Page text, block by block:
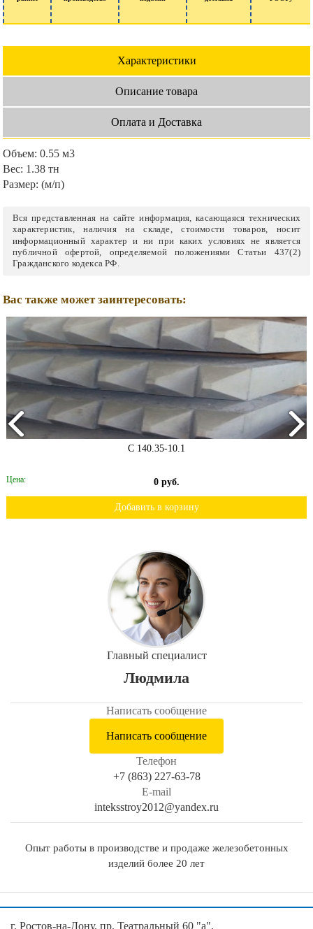
Характеристики
Описание товара
Оплата и Доставка
Объем: 0.55 м3
Вес: 1.38 тн
Размер: (м/п)
Вся представленная на сайте информация, касающаяся технических
характеристик, наличия на складе, стоимости товаров, носит
информационный характер и ни при каких условиях не является
публичной офертой, определяемой положениями Статьи 437(2)
Гражданского кодекса РФ.
Вас также может заинтересовать:
С 140.35-10.1
Цена: 0 руб.
Добавить в корзину
Главный специалист
Людмила
Написать сообщение
Написать сообщение
Телефон
+7 (863) 227-63-78
E-mail
inteksstroy2012@yandex.ru
Опыт работы в производстве и продаже железобетонных
изделий более 20 лет
г. Ростов-на-Дону, пр. Театральный 60 "а",